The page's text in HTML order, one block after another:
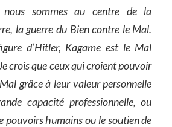
nous sommes au centre de la
la guerre du Bien contre le Mal.
d’Hitler, Kagame est le Mal
crois que ceux qui croient pouvoir
grâce à leur valeur personnelle
capacité professionnelle, ou
pouvoirs humains ou le soutien de